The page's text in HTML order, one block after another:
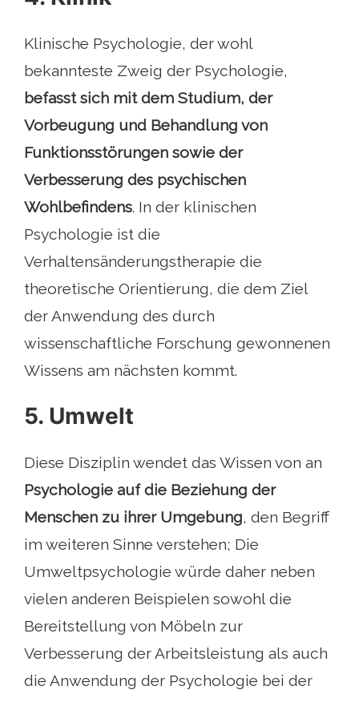
Klinische Psychologie, der wohl
bekannteste Zweig der Psychologie,
befasst sich mit dem Studium, der
Vorbeugung und Behandlung von
Funktionsstörungen sowie der
Verbesserung des psychischen
Wohlbefindens. In der klinischen
Psychologie ist die
Verhaltensänderungstherapie die
theoretische Orientierung, die dem Ziel
der Anwendung des durch
wissenschaftliche Forschung gewonnenen
Wissens am nächsten kommt.
5. Umwelt
Diese Disziplin wendet das Wissen von an
Psychologie auf die Beziehung der
Menschen zu ihrer Umgebung, den Begriff
im weiteren Sinne verstehen; Die
Umweltpsychologie würde daher neben
vielen anderen Beispielen sowohl die
Bereitstellung von Möbeln zur
Verbesserung der Arbeitsleistung als auch
die Anwendung der Psychologie bei der